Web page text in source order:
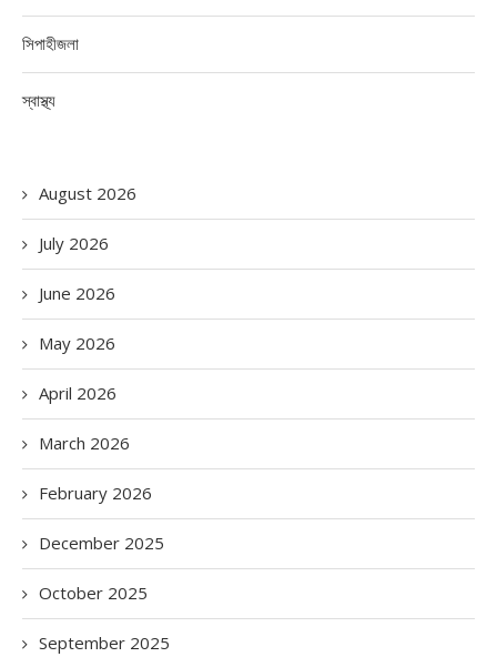
সিপাহীজলা
স্বাস্থ্য
August 2026
July 2026
June 2026
May 2026
April 2026
March 2026
February 2026
December 2025
October 2025
September 2025